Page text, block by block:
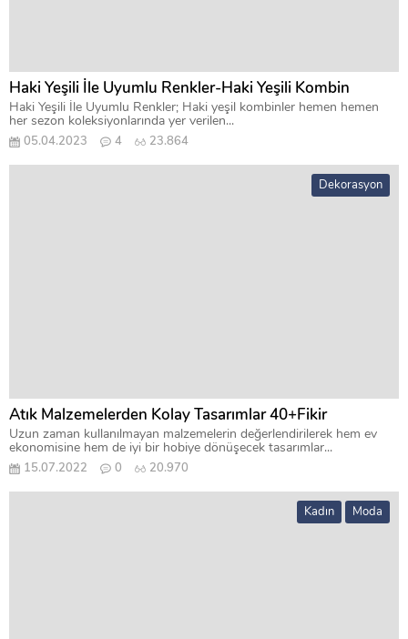
Haki Yeşili İle Uyumlu Renkler-Haki Yeşili Kombin
Haki Yeşili İle Uyumlu Renkler; Haki yeşil kombinler hemen hemen
her sezon koleksiyonlarında yer verilen...
05.04.2023 4 23.864
Dekorasyon
Atık Malzemelerden Kolay Tasarımlar 40+Fikir
Uzun zaman kullanılmayan malzemelerin değerlendirilerek hem ev
ekonomisine hem de iyi bir hobiye dönüşecek tasarımlar...
15.07.2022 0 20.970
Kadın Moda